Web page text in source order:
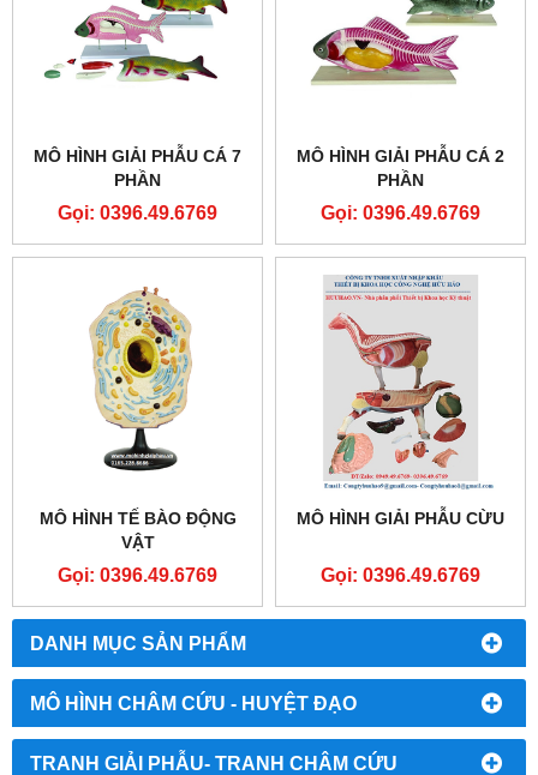
DANH MỤC SẢN PHẨM
MÔ HÌNH CHÂM CỨU - HUYỆT ĐẠO
TRANH GIẢI PHẪU- TRANH CHÂM CỨU
MÔ HÌNH GIẢI PHẪU CÁ 7
PHẦN
Gọi: 0396.49.6769
MÔ HÌNH GIẢI PHẪU CÁ 2
PHẦN
Gọi: 0396.49.6769
MÔ HÌNH TẾ BÀO ĐỘNG
VẬT
Gọi: 0396.49.6769
MÔ HÌNH GIẢI PHẪU CỪU
Gọi: 0396.49.6769